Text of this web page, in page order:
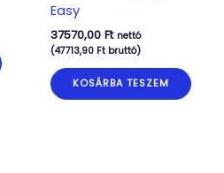
Easy
37570,00 Ft nettó
(47713,90 Ftbruttó)
KOSÁRBA TESZEM